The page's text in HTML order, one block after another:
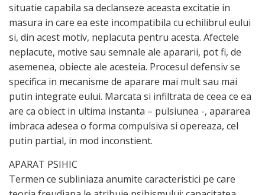
situatie capabila sa declanseze aceasta excitatie in
masura in care ea este incompatibila cu echilibrul eului
si, din acest motiv, neplacuta pentru acesta. Afectele
neplacute, motive sau semnale ale apararii, pot fi, de
asemenea, obiecte ale acesteia. Procesul defensiv se
specifica in mecanisme de aparare mai mult sau mai
putin integrate eului. Marcata si infiltrata de ceea ce ea
are ca obiect in ultima instanta – pulsiunea -, apararea
imbraca adesea o forma compulsiva si opereaza, cel
putin partial, in mod inconstient.
APARAT PSIHIC
Termen ce subliniaza anumite caracteristici pe care